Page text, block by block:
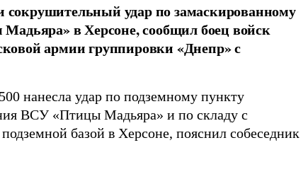
удар по замаскированному
в Херсоне, сообщил боец войск
армии группировки «Днепр» с
нанесла удар по подземному пункту
ВСУ «Птицы Мадьяра» и по складу с
базой в Херсоне, пояснил собеседник